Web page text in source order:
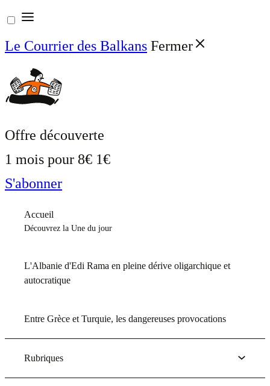
Aller
au
contenu
Le Courrier des Balkans Fermer
Offre découverte
1 mois pour 8€ 1€
S'abonner
Accueil
Découvrez la Une du jour
L'Albanie d'Edi Rama en pleine dérive oligarchique et
autocratique
Entre Grèce et Turquie, les dangereuses provocations
Rubriques